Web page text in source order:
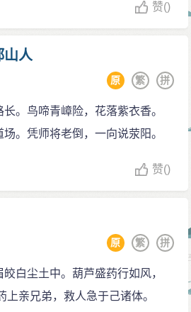
赞()
山人
拼
繁
原
。鸟啼青嶂险，花落紫衣香。
。凭师将老倒，一向说荥阳。
赞()
拼
繁
原
白尘土中。葫芦盛药行如风，
上亲兄弟，救人急于己诸体。